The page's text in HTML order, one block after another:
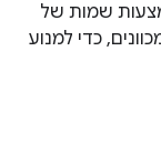
שמות של
כדי למנוע